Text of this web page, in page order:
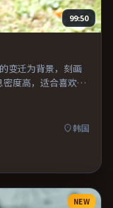
99:50
变迁为背景，刻画
度高，适合喜欢烧
，情绪后劲较足。
韩国
NEW